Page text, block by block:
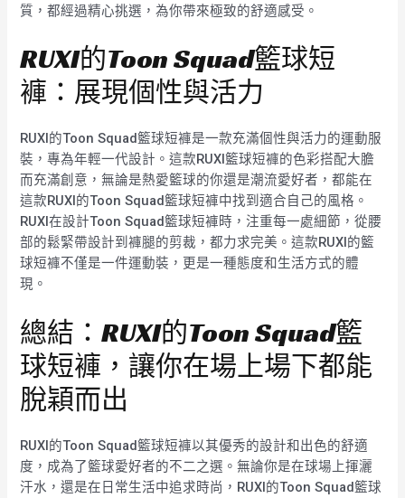
質，都經過精心挑選，為你帶來極致的舒適感受。
RUXI的Toon Squad籃球短
褲：展現個性與活力
RUXI的Toon Squad籃球短褲是一款充滿個性與活力的運動服
裝，專為年輕一代設計。這款RUXI籃球短褲的色彩搭配大膽
而充滿創意，無論是熱愛籃球的你還是潮流愛好者，都能在
這款RUXI的Toon Squad籃球短褲中找到適合自己的風格。
RUXI在設計Toon Squad籃球短褲時，注重每一處細節，從腰
部的鬆緊帶設計到褲腿的剪裁，都力求完美。這款RUXI的籃
球短褲不僅是一件運動裝，更是一種態度和生活方式的體
現。
總結：RUXI的Toon Squad籃
球短褲，讓你在場上場下都能
脫穎而出
RUXI的Toon Squad籃球短褲以其優秀的設計和出色的舒適
度，成為了籃球愛好者的不二之選。無論你是在球場上揮灑
汗水，還是在日常生活中追求時尚，RUXI的Toon Squad籃球